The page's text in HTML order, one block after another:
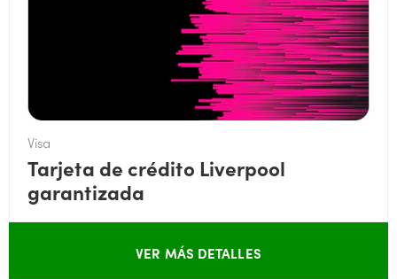
Visa
Tarjeta de crédito Liverpool
garantizada
VER MÁS DETALLES